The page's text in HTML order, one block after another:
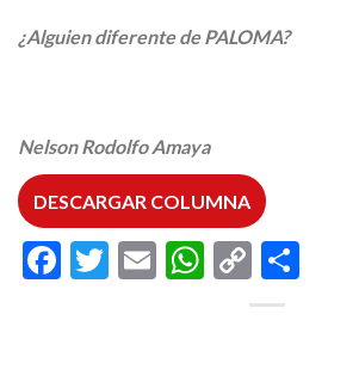
¿Alguien diferente de PALOMA?
Nelson Rodolfo Amaya
DESCARGAR COLUMNA
Facebook
Twitter
EmailWhatsApp
Copy
Link